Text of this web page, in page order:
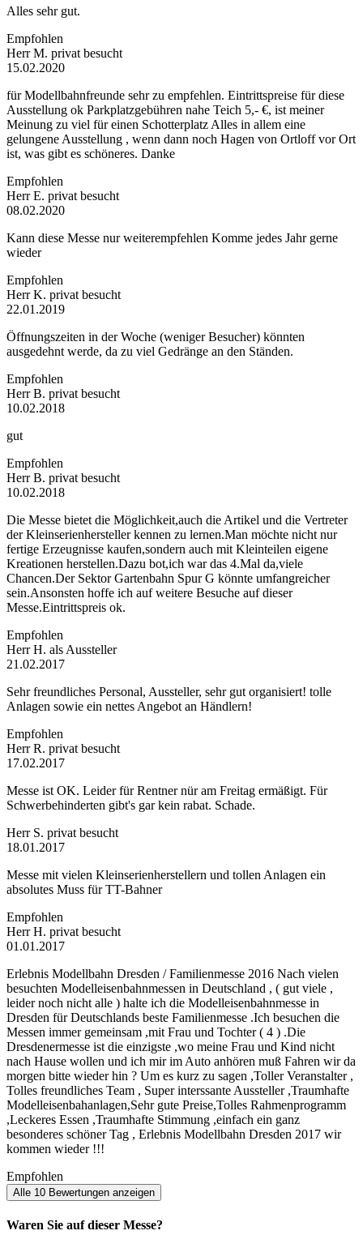
Alles sehr gut.
Empfohlen
Herr M. privat besucht
15.02.2020
für Modellbahnfreunde sehr zu empfehlen. Eintrittspreise für diese
Ausstellung ok Parkplatzgebühren nahe Teich 5,- €, ist meiner
Meinung zu viel für einen Schotterplatz Alles in allem eine
gelungene Ausstellung , wenn dann noch Hagen von Ortloff vor Ort
ist, was gibt es schöneres. Danke
Empfohlen
Herr E. privat besucht
08.02.2020
Kann diese Messe nur weiterempfehlen Komme jedes Jahr gerne
wieder
Empfohlen
Herr K. privat besucht
22.01.2019
Öffnungszeiten in der Woche (weniger Besucher) könnten
ausgedehnt werde, da zu viel Gedränge an den Ständen.
Empfohlen
Herr B. privat besucht
10.02.2018
gut
Empfohlen
Herr B. privat besucht
10.02.2018
Die Messe bietet die Möglichkeit,auch die Artikel und die Vertreter
der Kleinserienhersteller kennen zu lernen.Man möchte nicht nur
fertige Erzeugnisse kaufen,sondern auch mit Kleinteilen eigene
Kreationen herstellen.Dazu bot,ich war das 4.Mal da,viele
Chancen.Der Sektor Gartenbahn Spur G könnte umfangreicher
sein.Ansonsten hoffe ich auf weitere Besuche auf dieser
Messe.Eintrittspreis ok.
Empfohlen
Herr H. als Aussteller
21.02.2017
Sehr freundliches Personal, Aussteller, sehr gut organisiert! tolle
Anlagen sowie ein nettes Angebot an Händlern!
Empfohlen
Herr R. privat besucht
17.02.2017
Messe ist OK. Leider für Rentner nür am Freitag ermäßigt. Für
Schwerbehinderten gibt's gar kein rabat. Schade.
Herr S. privat besucht
18.01.2017
Messe mit vielen Kleinserienherstellern und tollen Anlagen ein
absolutes Muss für TT-Bahner
Empfohlen
Herr H. privat besucht
01.01.2017
Erlebnis Modellbahn Dresden / Familienmesse 2016 Nach vielen
besuchten Modelleisenbahnmessen in Deutschland , ( gut viele ,
leider noch nicht alle ) halte ich die Modelleisenbahnmesse in
Dresden für Deutschlands beste Familienmesse .Ich besuchen die
Messen immer gemeinsam ,mit Frau und Tochter ( 4 ) .Die
Dresdenermesse ist die einzigste ,wo meine Frau und Kind nicht
nach Hause wollen und ich mir im Auto anhören muß Fahren wir da
morgen bitte wieder hin ? Um es kurz zu sagen ,Toller Veranstalter ,
Tolles freundliches Team , Super interssante Aussteller ,Traumhafte
Modelleisenbahanlagen,Sehr gute Preise,Tolles Rahmenprogramm
,Leckeres Essen ,Traumhafte Stimmung ,einfach ein ganz
besonderes schöner Tag , Erlebnis Modellbahn Dresden 2017 wir
kommen wieder !!!
Empfohlen
Alle 10 Bewertungen anzeigen
Waren Sie auf dieser Messe?